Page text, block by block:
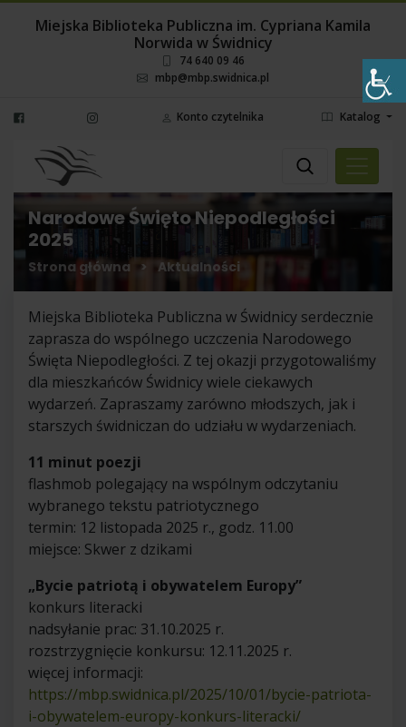
Miejska Biblioteka Publiczna im. Cypriana Kamila
Norwida w Świdnicy
74 640 09 46
mbp@mbp.swidnica.pl
Konto czytelnika Katalog
Wyszukaj
Wybierz miejsce
Narodowe Święto Niepodległości
2025
Strona główna > Aktualności
Miejska Biblioteka Publiczna w Świdnicy serdecznie
zaprasza do wspólnego uczczenia Narodowego
Święta Niepodległości. Z tej okazji przygotowaliśmy
dla mieszkańców Świdnicy wiele ciekawych
wydarzeń. Zapraszamy zarówno młodszych, jak i
starszych świdniczan do udziału w wydarzeniach.
11 minut poezji
flashmob polegający na wspólnym odczytaniu
wybranego tekstu patriotycznego
termin: 12 listopada 2025 r., godz. 11.00
miejsce: Skwer z dzikami
„Bycie patriotą i obywatelem Europy”
konkurs literacki
nadsyłanie prac: 31.10.2025 r.
rozstrzygnięcie konkursu: 12.11.2025 r.
więcej informacji:
https://mbp.swidnica.pl/2025/10/01/bycie-patriota-
i-obywatelem-europy-konkurs-literacki/